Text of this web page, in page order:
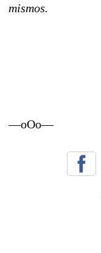
mismos.
—oOo—